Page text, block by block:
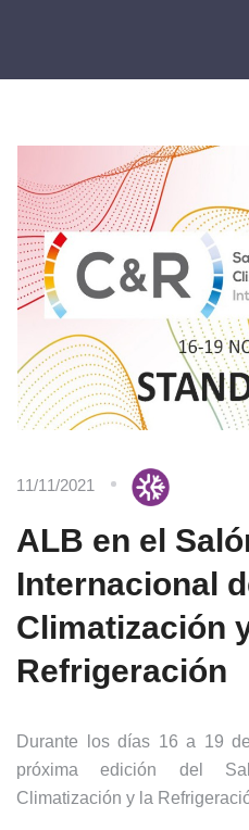
11/11/2021
ALB en el
Internacional
Climatización
Refrigeración
Durante los días 16 a 19
próxima edición del
Climatización y la